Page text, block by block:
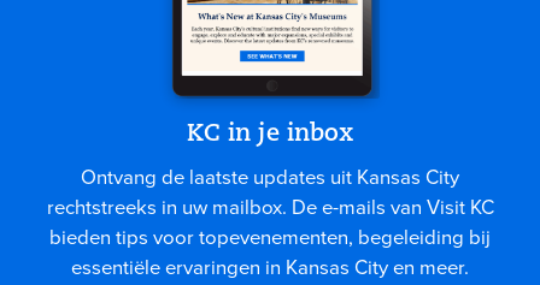
KC in je inbox
Ontvang de laatste updates uit Kansas City
rechtstreeks in uw mailbox. De e-mails van Visit KC
bieden tips voor topevenementen, begeleiding bij
essentiële ervaringen in Kansas City en meer.